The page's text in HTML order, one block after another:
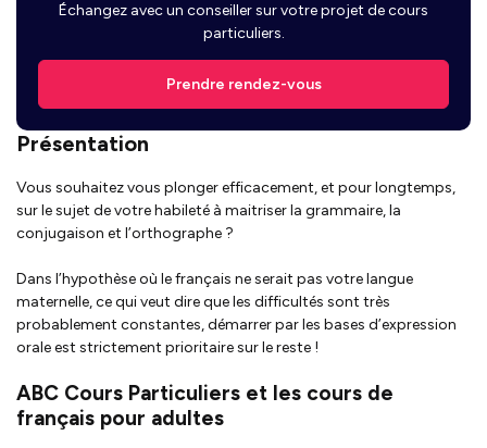
Échangez avec un conseiller sur votre projet de cours
particuliers.
Prendre rendez-vous
Présentation
Vous souhaitez vous plonger efficacement, et pour longtemps,
sur le sujet de votre habileté à maitriser la grammaire, la
conjugaison et l’orthographe ?
Dans l’hypothèse où le français ne serait pas votre langue
maternelle, ce qui veut dire que les difficultés sont très
probablement constantes, démarrer par les bases d’expression
orale est strictement prioritaire sur le reste !
ABC Cours Particuliers et les cours de
français pour adultes